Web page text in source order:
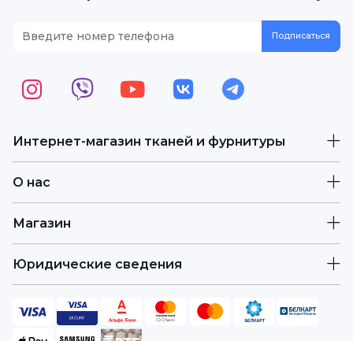
Интернет-магазин тканей и фурнитуры
О нас
Магазин
Юридические сведения